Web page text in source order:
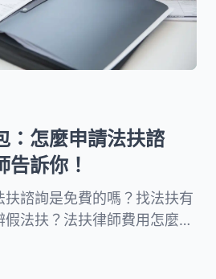
：怎麼申請法扶諮
訴你！
諮詢是免費的嗎？找法扶有
法扶？法扶律師費用怎麼
格、法扶律師提供的服務、